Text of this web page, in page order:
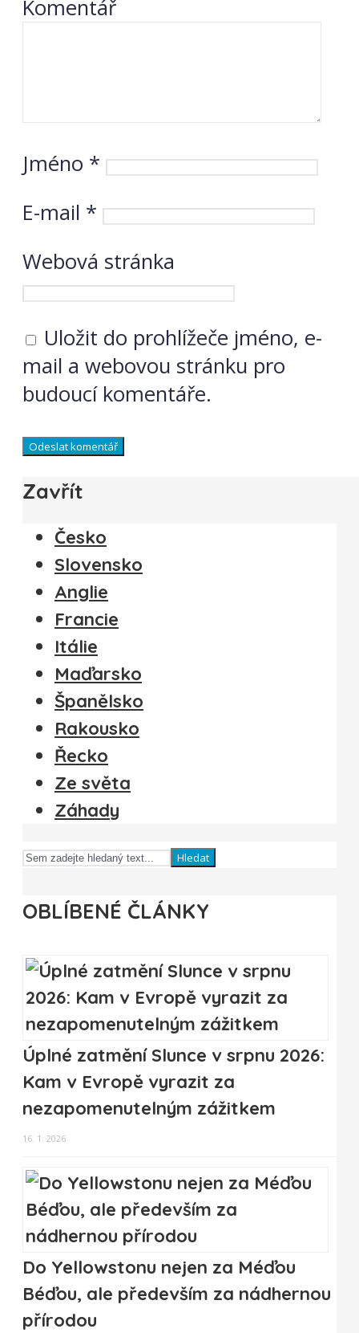
Komentář
Jméno *
E-mail *
Webová stránka
Uložit do prohlížeče jméno, e-
mail a webovou stránku pro
budoucí komentáře.
Zavřít
Česko
Slovensko
Anglie
Francie
Itálie
Maďarsko
Španělsko
Rakousko
Řecko
Ze světa
Záhady
Hledat
OBLÍBENÉ ČLÁNKY
Úplné zatmění Slunce v srpnu 2026:
Kam v Evropě vyrazit za
nezapomenutelným zážitkem
16. 1. 2026
Do Yellowstonu nejen za Méďou
Béďou, ale především za nádhernou
přírodou